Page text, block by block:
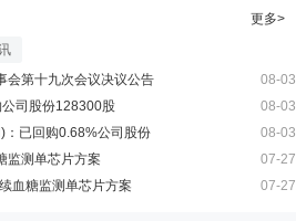
更多>
会第十九次会议决议公告
08-03
司股份128300股
08-03
已回购0.68%公司股份
08-03
监测单芯片方案
07-27
血糖监测单芯片方案
07-27